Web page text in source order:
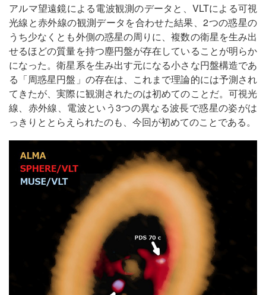
アルマ望遠鏡による電波観測のデータと、VLTによる可視
光線と赤外線の観測データを合わせた結果、2つの惑星の
うち少なくとも外側の惑星の周りに、複数の衛星を生み出
せるほどの質量を持つ塵円盤が存在していることが明らか
になった。衛星系を生み出す元になる小さな円盤構造であ
る「周惑星円盤」の存在は、これまで理論的には予測され
てきたが、実際に観測されたのは初めてのことだ。可視光
線、赤外線、電波という3つの異なる波長で惑星の姿がは
っきりととらえられたのも、今回が初めてのことである。